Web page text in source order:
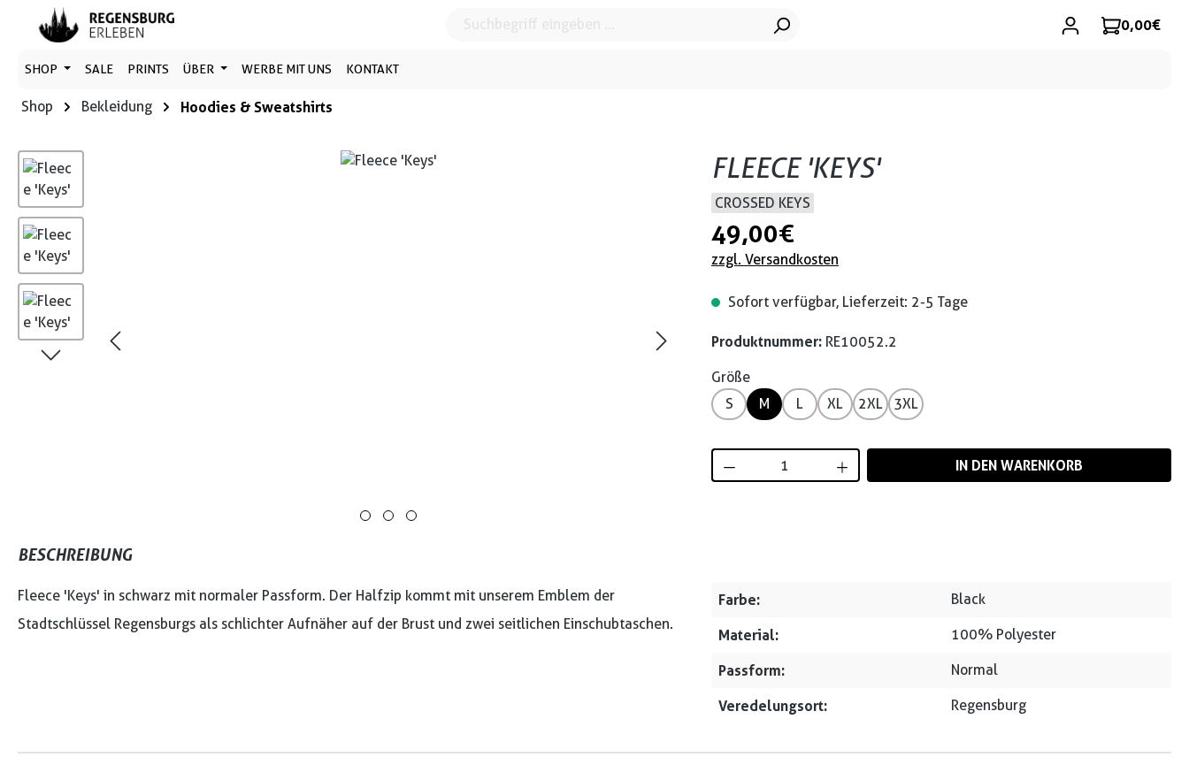
Hauptinhalt springen
Zur Suche springen
Zur Hauptnavigation springen 0,00 €
SHOP SALE PRINTS ÜBER WERBE MIT UNS KONTAKT
Shop Bekleidung Hoodies & Sweatshirts
Bildergalerie überspringen FLEECE 'KEYS'
CROSSED KEYS
49,00 €
zzgl. Versandkosten
Sofort verfügbar, Lieferzeit: 2-5 Tage
Produktnummer: RE10052.2
Größe
S
M L XL 2XL 3XL
Produkt Anzahl: Gib den gewünschten Wert ein
IN DEN WARENKORB
BESCHREIBUNG
Fleece 'Keys' in schwarz mit normaler Passform. Der Halfzip kommt mit unserem Emblem der
Stadtschlüssel Regensburgs als schlichter Aufnäher auf der Brust und zwei seitlichen Einschubtaschen.
Farbe: Black
Material: 100% Polyester
Passform: Normal
Veredelungsort: Regensburg